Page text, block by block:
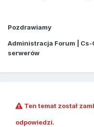
Pozdrawiamy
Administracja Forum |
serwerów
Ten temat został
odpowiedzi.